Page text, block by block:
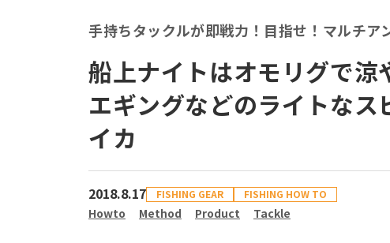
手持ちタックルが即戦力！目指せ！マルチ
船上ナイトはオモリグで涼
エギングなどのライトな
イカ
2018.8.17 FISHING GEAR FISHING HOW TO
Howto Method Product Tackle